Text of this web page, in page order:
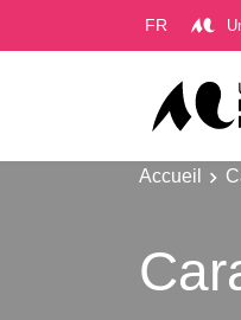
FR
Accueil